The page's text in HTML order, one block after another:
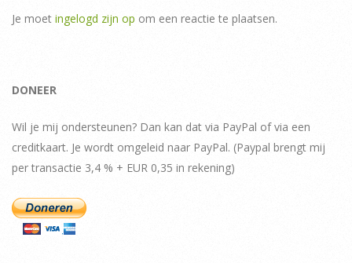
Je moet ingelogd zijn op om een reactie te plaatsen.
DONEER
Wil je mij ondersteunen? Dan kan dat via PayPal of via een
creditkaart. Je wordt omgeleid naar PayPal. (Paypal brengt mij
per transactie 3,4 % + EUR 0,35 in rekening)